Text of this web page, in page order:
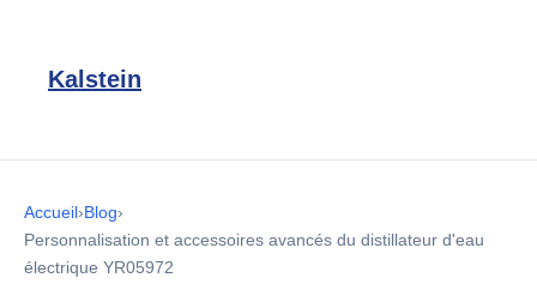
Kalstein
Accueil›Blog›
Personnalisation et accessoires avancés du distillateur d'eau
électrique YR05972